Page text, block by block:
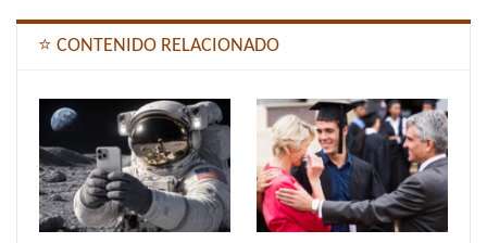
⭐ CONTENIDO RELACIONADO